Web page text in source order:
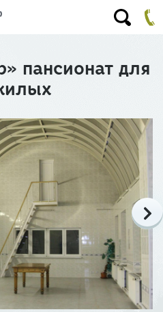
пансионат для